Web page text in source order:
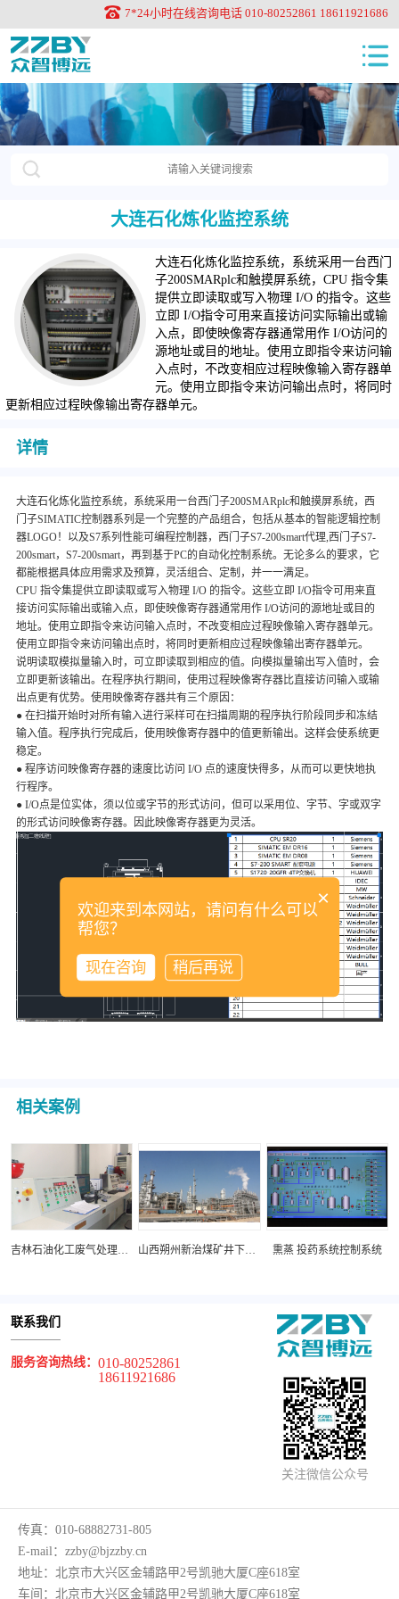
7*24小时在线咨询电话 010-80252861 18611921686
大连石化炼化监控系统
大连石化炼化监控系统，系统采用一台西门
子200SMARplc和触摸屏系统，CPU 指令集
提供立即读取或写入物理 I/O 的指令。这些
立即 I/O指令可用来直接访问实际输出或输
入点，即使映像寄存器通常用作 I/O访问的
源地址或目的地址。使用立即指令来访问输
入点时，不改变相应过程映像输入寄存器单
元。使用立即指令来访问输出点时，将同时
更新相应过程映像输出寄存器单元。
详情
大连石化炼化监控系统，系统采用一台西门子200SMARplc和触摸屏系统，西
门子SIMATIC控制器系列是一个完整的产品组合，包括从基本的智能逻辑控制
器LOGO！以及S7系列性能可编程控制器，西门子S7-200smart代理,西门子S7-
200smart，S7-200smart，再到基于PC的自动化控制系统。无论多么的要求，它
都能根据具体应用需求及预算，灵活组合、定制，并一一满足。
CPU 指令集提供立即读取或写入物理 I/O 的指令。这些立即 I/O指令可用来直
接访问实际输出或输入点，即使映像寄存器通常用作 I/O访问的源地址或目的
地址。使用立即指令来访问输入点时，不改变相应过程映像输入寄存器单元。
使用立即指令来访问输出点时，将同时更新相应过程映像输出寄存器单元。
说明读取模拟量输入时，可立即读取到相应的值。向模拟量输出写入值时，会
立即更新该输出。在程序执行期间，使用过程映像寄存器比直接访问输入或输
出点更有优势。使用映像寄存器共有三个原因：
● 在扫描开始时对所有输入进行采样可在扫描周期的程序执行阶段同步和冻结
输入值。程序执行完成后，使用映像寄存器中的值更新输出。这样会使系统更
稳定。
● 程序访问映像寄存器的速度比访问 I/O 点的速度快得多，从而可以更快地执
行程序。
● I/O点是位实体，须以位或字节的形式访问，但可以采用位、字节、字或双字
的形式访问映像寄存器。因此映像寄存器更为灵活。
相关案例
吉林石油化工废气处理项目 山西朔州新治煤矿井下皮带机项目 熏蒸 投药系统控制系统
联系我们
服务咨询热线： 010-80252861
18611921686
关注微信公众号
传真： 010-68882731-805
E-mail： zzby@bjzzby.cn
地址： 北京市大兴区金辅路甲2号凯驰大厦C座618室
车间： 北京市大兴区金辅路甲2号凯驰大厦C座618室
×
欢迎来到本网站，请问有什么可以
帮您？
现在咨询 稍后再说